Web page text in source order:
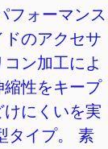
フォーマンス
のアクセサ
ン加工によ
縮性をキープ
にくいを実
タイプ。 素